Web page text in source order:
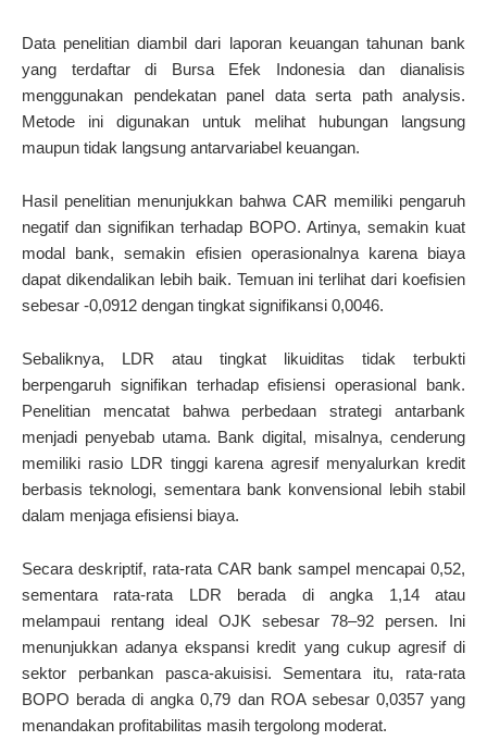
Data penelitian diambil dari laporan keuangan tahunan bank
yang terdaftar di Bursa Efek Indonesia dan dianalisis
menggunakan pendekatan panel data serta path analysis.
Metode ini digunakan untuk melihat hubungan langsung
maupun tidak langsung antarvariabel keuangan.
Hasil penelitian menunjukkan bahwa CAR memiliki pengaruh
negatif dan signifikan terhadap BOPO. Artinya, semakin kuat
modal bank, semakin efisien operasionalnya karena biaya
dapat dikendalikan lebih baik. Temuan ini terlihat dari koefisien
sebesar -0,0912 dengan tingkat signifikansi 0,0046.
Sebaliknya, LDR atau tingkat likuiditas tidak terbukti
berpengaruh signifikan terhadap efisiensi operasional bank.
Penelitian mencatat bahwa perbedaan strategi antarbank
menjadi penyebab utama. Bank digital, misalnya, cenderung
memiliki rasio LDR tinggi karena agresif menyalurkan kredit
berbasis teknologi, sementara bank konvensional lebih stabil
dalam menjaga efisiensi biaya.
Secara deskriptif, rata-rata CAR bank sampel mencapai 0,52,
sementara rata-rata LDR berada di angka 1,14 atau
melampaui rentang ideal OJK sebesar 78–92 persen. Ini
menunjukkan adanya ekspansi kredit yang cukup agresif di
sektor perbankan pasca-akuisisi. Sementara itu, rata-rata
BOPO berada di angka 0,79 dan ROA sebesar 0,0357 yang
menandakan profitabilitas masih tergolong moderat.